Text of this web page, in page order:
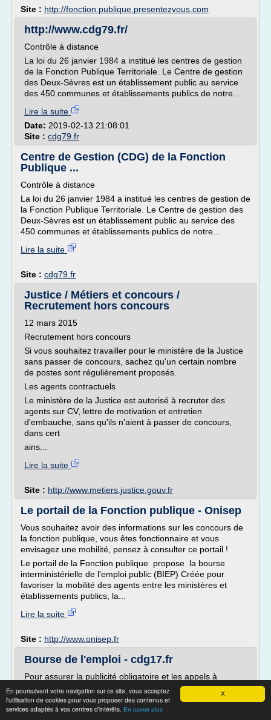
X
En poursuivant votre navigation sur ce site, vous acceptez
l'utilisation de cookies pour vous proposer des contenus et
services adaptés à vos centres d'intérêts. En savoir plus
Site : http://fonction.publique.presentezvous.com
http://www.cdg79.fr/
Contrôle à distance
La loi du 26 janvier 1984 a institué les centres de gestion
de la Fonction Publique Territoriale. Le Centre de gestion
des Deux-Sèvres est un établissement public au service
des 450 communes et établissements publics de notre...
Lire la suite
Date: 2019-02-13 21:08:01
Site : cdg79.fr
Centre de Gestion (CDG) de la Fonction
Publique ...
Contrôle à distance
La loi du 26 janvier 1984 a institué les centres de gestion de
la Fonction Publique Territoriale. Le Centre de gestion des
Deux-Sèvres est un établissement public au service des
450 communes et établissements publics de notre...
Lire la suite
Site : cdg79.fr
Justice / Métiers et concours /
Recrutement hors concours
12 mars 2015
Recrutement hors concours
Si vous souhaitez travailler pour le ministère de la Justice
sans passer de concours, sachez qu'un certain nombre
de postes sont régulièrement proposés.
Les agents contractuels
Le ministère de la Justice est autorisé à recruter des
agents sur CV, lettre de motivation et entretien
d'embauche, sans qu'ils n'aient à passer de concours,
dans cert
ains...
Lire la suite
Site : http://www.metiers.justice.gouv.fr
Le portail de la Fonction publique - Onisep
Vous souhaitez avoir des informations sur les concours de
la fonction publique, vous êtes fonctionnaire et vous
envisagez une mobilité, pensez à consulter ce portail !
Le portail de la Fonction publique propose la bourse
interministérielle de l'emploi public (BIEP) Créée pour
favoriser la mobilité des agents entre les ministères et
établissements publics, la...
Lire la suite
Site : http://www.onisep.fr
Bourse de l'emploi - cdg17.fr
Pour assurer la publicité obligatoire et les appels à
candidature, le Centre de Gestion de la Charente-
Maritime s'est doté en 2005...